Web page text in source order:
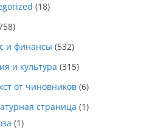
(18)
и финансы (532)
и культура (315)
от чиновников (6)
страница (1)
(1)